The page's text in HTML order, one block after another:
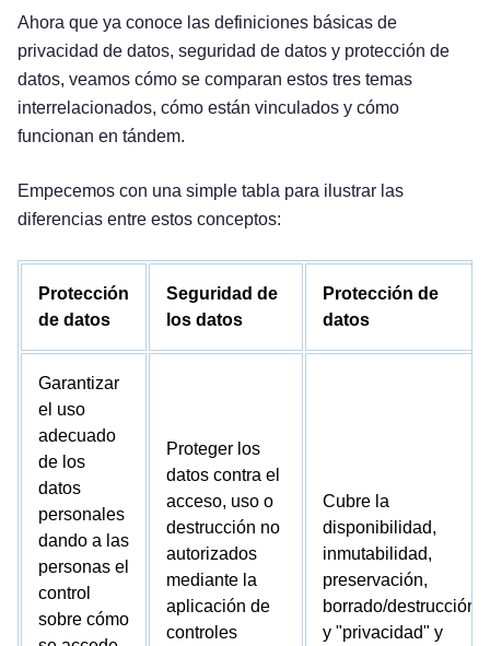
Ahora que ya conoce las definiciones básicas de
privacidad de datos, seguridad de datos y protección de
datos, veamos cómo se comparan estos tres temas
interrelacionados, cómo están vinculados y cómo
funcionan en tándem.
Empecemos con una simple tabla para ilustrar las
diferencias entre estos conceptos:
Protección
de datos
Seguridad de
los datos
Protección de
datos
Garantizar
el uso
adecuado
de los
datos
personales
dando a las
personas el
control
sobre cómo
Proteger los
datos contra el
acceso, uso o
destrucción no
autorizados
mediante la
aplicación de
controles
Cubre la
disponibilidad,
inmutabilidad,
preservación,
borrado/destrucción
y "privacidad" y